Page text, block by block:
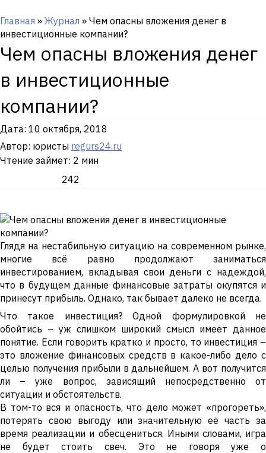
Главная » Журнал » Чем опасны вложения денег в
инвестиционные компании?
Чем опасны вложения денег
в инвестиционные
компании?
Дата: 10 октября, 2018
Автор: юристы regurs24.ru
Чтение займет: 2 мин
242
Глядя на нестабильную ситуацию на современном рынке,
многие всё равно продолжают заниматься
инвестированием, вкладывая свои деньги с надеждой,
что в будущем данные финансовые затраты окупятся и
принесут прибыль. Однако, так бывает далеко не всегда.
Что такое инвестиция? Одной формулировкой не
обойтись – уж слишком широкий смысл имеет данное
понятие. Если говорить кратко и просто, то инвестиция –
это вложение финансовых средств в какое-либо дело с
целью получения прибыли в дальнейшем. А вот получится
ли – уже вопрос, зависящий непосредственно от
ситуации и обстоятельств.
В том-то вся и опасность, что дело может «прогореть»,
потерять свою выгоду или значительную её часть за
время реализации и обесцениться. Иными словами, игра
не будет стоить свеч. Это не говоря уже о